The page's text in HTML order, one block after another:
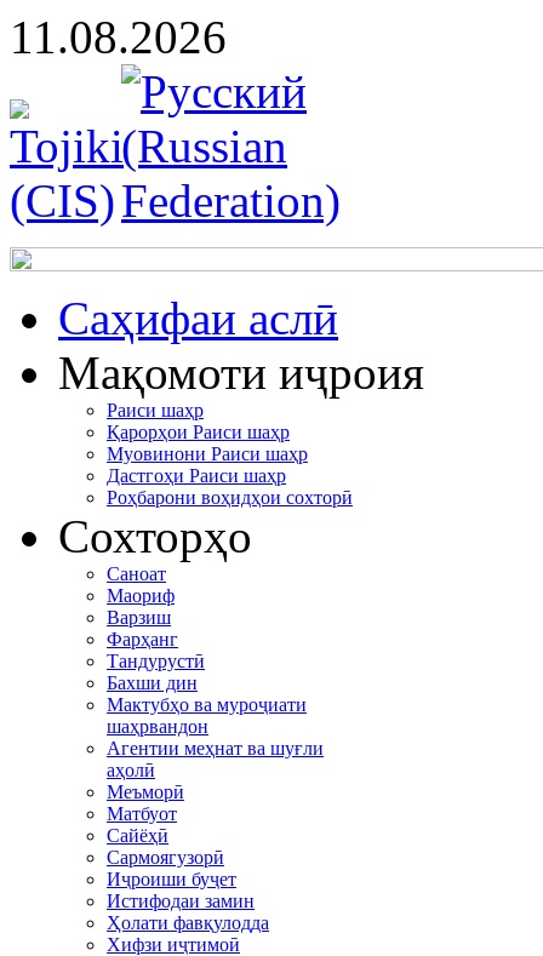
11.08.2026
Cаҳифаи аслӣ
Мақомоти иҷроия
Раиси шаҳр
Қарорҳои Раиси шаҳр
Муовинони Раиси шаҳр
Дастгоҳи Раиси шаҳр
Роҳбарони воҳидҳои сохторӣ
Сохторҳо
Саноат
Маориф
Варзиш
Фарҳанг
Тандурустӣ
Бахши дин
Мактубҳо ва муроҷиати
шаҳрвандон
Агентии меҳнат ва шуғли
аҳолӣ
Меъморӣ
Матбуот
Сайёҳӣ
Сармоягузорӣ
Иҷроиши буҷет
Истифодаи замин
Ҳолати фавқулодда
Хифзи иҷтимоӣ